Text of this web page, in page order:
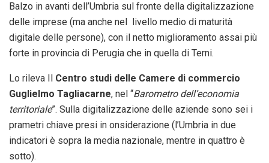
Balzo in avanti dell’Umbria sul fronte della digitalizzazione
delle imprese (ma anche nel livello medio di maturità
digitale delle persone), con il netto miglioramento assai più
forte in provincia di Perugia che in quella di Terni.
Lo rileva Il Centro studi delle Camere di commercio
Guglielmo Tagliacarne, nel “Barometro dell’economia
territoriale”. Sulla digitalizzazione delle aziende sono sei i
prametri chiave presi in onsiderazione (l’Umbria in due
indicatori è sopra la media nazionale, mentre in quattro è
sotto).